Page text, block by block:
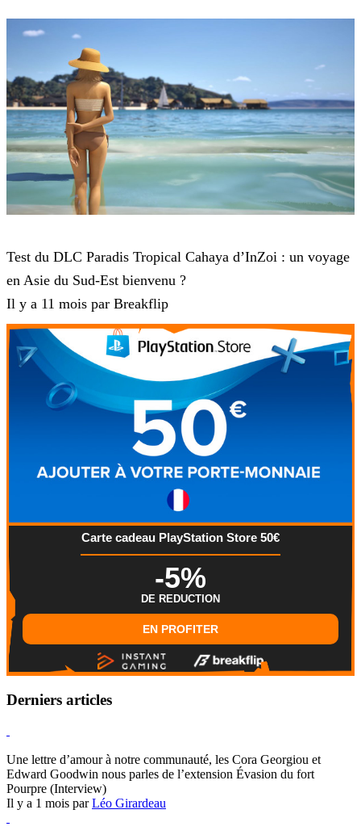
Test du DLC Paradis Tropical Cahaya d’InZoi : un voyage
en Asie du Sud-Est bienvenu ?
Il y a 11 mois par Breakflip
Carte cadeau PlayStation Store 50€
-5%
DE REDUCTION
EN PROFITER
Derniers articles
Une lettre d’amour à notre communauté, les Cora Georgiou et
Edward Goodwin nous parles de l’extension Évasion du fort
Pourpre (Interview)
Il y a 1 mois parLéo Girardeau